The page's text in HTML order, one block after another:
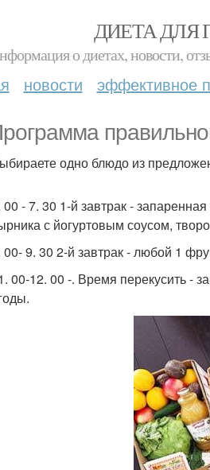
ДИЕТА ДЛЯ
о диетах, новости,
новости эффективное
одно блюдо из
00 - 7. 30 1-й завтрак -
с йогуртовым соусом,
00- 9. 30 2-й завтрак - любой 1
00-12. 00 -. Время перекусить -